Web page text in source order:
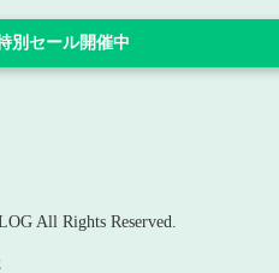
別セール開催中
All Rights Reserved.